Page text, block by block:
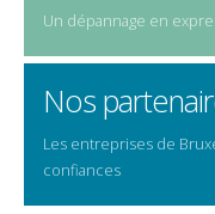
Un dépannage en
Nos
Les entreprises de
confiances